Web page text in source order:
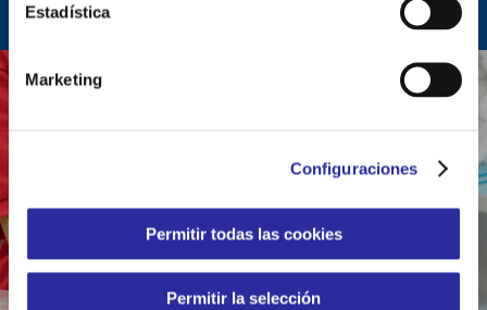
n
d
e
n
s
e
n
t
Estadística
Marketing
Configuraciones
Permitir todas las cookies
Permitir la selección